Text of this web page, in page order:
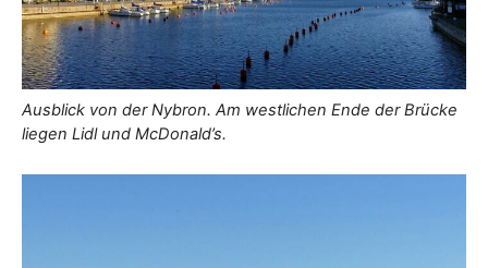
Ausblick von der Nybron. Am westlichen Ende der Brücke
liegen Lidl und McDonald’s.